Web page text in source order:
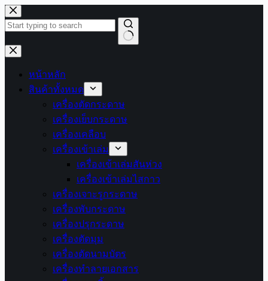
Skip
to
content
No
results
หน้าหลัก
สินค้าทั้งหมด
เครื่องตัดกระดาษ
เครื่องเย็บกระดาษ
เครื่องเคลือบ
เครื่องเข้าเล่ม
เครื่องเข้าเล่มสันห่วง
เครื่องเข้าเล่มไสกาว
เครื่องเจาะรูกระดาษ
เครื่องพับกระดาษ
เครื่องปรุกระดาษ
เครื่องตัดมุม
เครื่องตัดนามบัตร
เครื่องทำลายเอกสาร